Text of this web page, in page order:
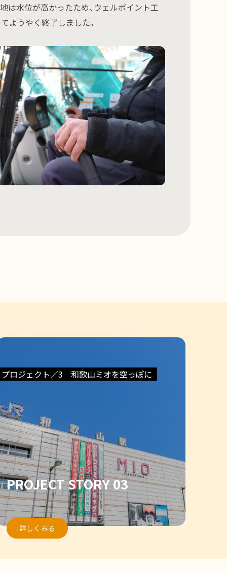
は水位が高かったため、ウェルポイント工
ようやく終了しました。
プロジェクト／3 和歌山ミオを空っぽに
PROJECT STORY 03
詳しくみる